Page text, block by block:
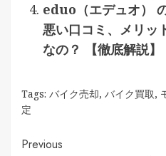
eduo（エデュオ）
悪い口コミ、メリッ
なの？ 【徹底解説】
Tags: バイク売却, バイク買取,
定
Continue
Previous